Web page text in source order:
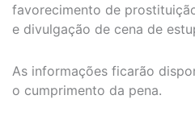
favorecimento de
e divulgação de cena de
As informações ficarão
o cumprimento da pena.